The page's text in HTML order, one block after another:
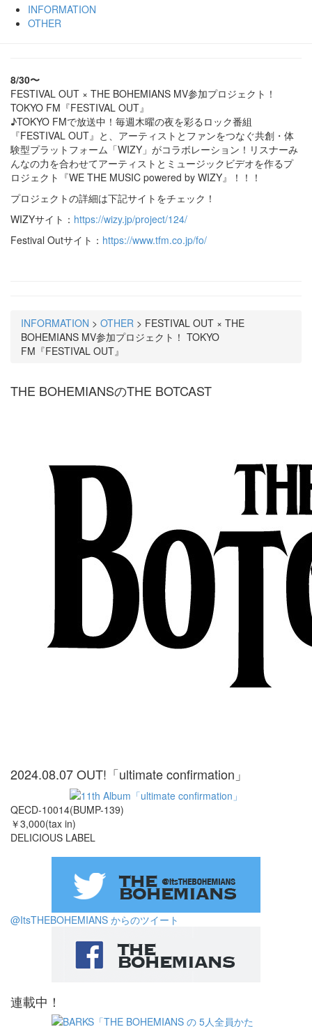
INFORMATION
OTHER
8/30〜
FESTIVAL OUT × THE BOHEMIANS MV参加プロジェクト！
TOKYO FM『FESTIVAL OUT』
♪TOKYO FMで放送中！毎週木曜の夜を彩るロック番組
『FESTIVAL OUT』と、アーティストとファンをつなぐ共創・体
験型プラットフォーム「WIZY」がコラボレーション！リスナーみ
んなの力を合わせてアーティストとミュージックビデオを作るプ
ロジェクト『WE THE MUSIC powered by WIZY』！！！
プロジェクトの詳細は下記サイトをチェック！
WIZYサイト： https://wizy.jp/project/124/
Festival Outサイト： https://www.tfm.co.jp/fo/
INFORMATION > OTHER > FESTIVAL OUT × THE
BOHEMIANS MV参加プロジェクト！ TOKYO
FM『FESTIVAL OUT』
THE BOHEMIANSのTHE BOTCAST
2024.08.07 OUT!「ultimate confirmation」
QECD-10014(BUMP-139)
￥3,000(tax in)
DELICIOUS LABEL
@ItsTHEBOHEMIANS からのツイート
連載中！